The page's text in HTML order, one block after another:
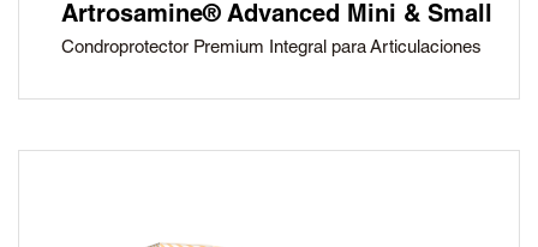
Artrosamine® Advanced Mini & Small
Condroprotector Premium Integral para Articulaciones